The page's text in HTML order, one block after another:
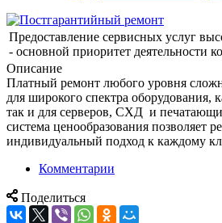
Предоставление сервисных услуг
- основной приоритет деятельности
Описание
Платный ремонт любого уровня
для широкого спектра оборудования,
так и для серверов, СХД и
система ценообразования позволяет
индивидуальный подход к каждому
Комментарии
Поделиться